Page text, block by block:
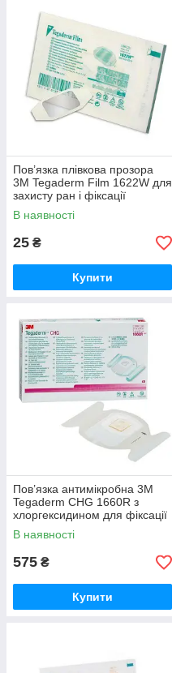
Пов’язка плівкова прозора
3M Tegaderm Film 1622W для
захисту ран і фіксації
медичних виробів, 4,4 × 4,4
см, №100.
В наявності
25 ₴
Купити
Пов’язка антимікробна 3M
Tegaderm CHG 1660R з
хлоргексидином для фіксації
катетерів і захисту місця
введення, 7 × 8,5 см, №25.
В наявності
575 ₴
Купити